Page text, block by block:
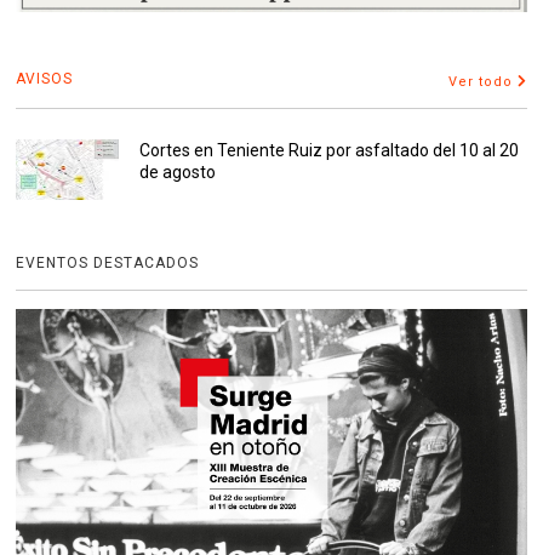
AVISOS Ver todo
Cortes en Teniente Ruiz por asfaltado del 10 al 20
de agosto
EVENTOS DESTACADOS